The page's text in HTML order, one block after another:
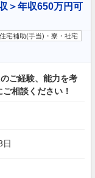
＞年収650万円可
住宅補助(手当)・寮・社宅
ご経験、能力を考
相談ください！
日